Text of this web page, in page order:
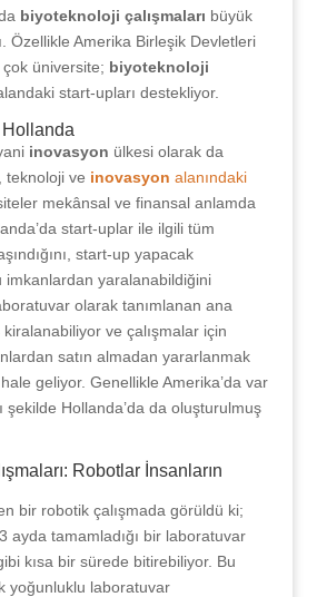
biyoteknoloji çalışmaları büyük
Özellikle Amerika Birleşik Devletleri
çok üniversite; biyoteknoloji
start-upları destekliyor.
Hollanda
inovasyon ülkesi olarak da
teknoloji ve inovasyon alanındaki
mekânsal ve finansal anlamda
start-uplar ile ilgili tüm
start-up yapacak
imkanlardan yaralanabildiğini
olarak tanımlanan ana
ve çalışmalar için
satın almadan yararlanmak
geliyor. Genellikle Amerika’da var
şekilde Hollanda’da da oluşturulmuş
Robotlar İnsanların
bir robotik çalışmada görüldü ki;
ayda tamamladığı bir laboratuvar
kısa bir sürede bitirebiliyor. Bu
yoğunluklu laboratuvar